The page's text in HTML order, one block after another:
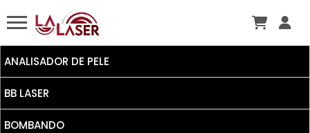
ANALISADOR DE PELE
BB LASER
BOMBANDO